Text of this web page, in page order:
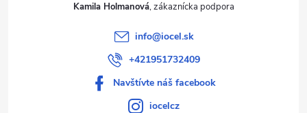
Kamila Holmanová
info@iocel.sk
+421951732409
Navštívte náš facebook
iocelcz